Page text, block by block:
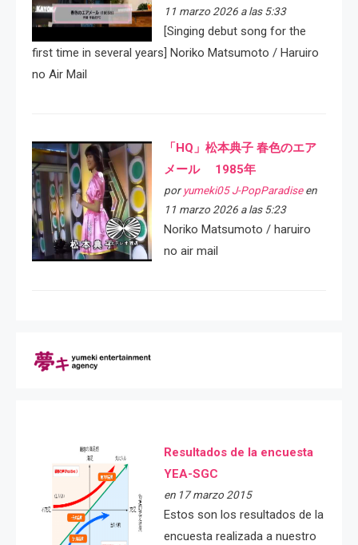
11 marzo 2026 a las 5:33
[Singing debut song for the
first time in several years] Noriko Matsumoto / Haruiro
no Air Mail
「HQ」松本典子 春色のエア
メール 1985年
por yumeki05 J-PopParadiseen
11 marzo 2026 a las 5:23
Noriko Matsumoto / haruiro
no air mail
Resultados de la encuesta
YEA-SGC
en 17 marzo 2015
Estos son los resultados de la
encuesta realizada a nuestro